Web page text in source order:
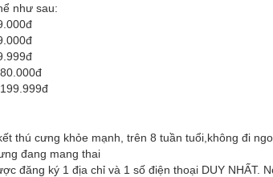
như sau:
thú cưng khỏe mạnh, trên 8 tuần tuổi,không đi
đang mang thai
đăng ký 1 địa chỉ và 1 số điện thoại DUY NHẤT.